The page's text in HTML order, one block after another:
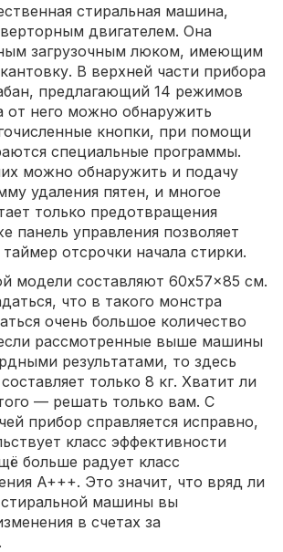
стиральная машина,
двигателем. Она
загрузочным люком, имеющим
В верхней части прибора
предлагающий 14 режимов
от него можно обнаружить
кнопки, при помощи
специальные программы.
можно обнаружить и подачу
удаления пятен, и многое
только предотвращения
панель управления позволяет
отсрочки начала стирки.
модели составляют 60x57x85 см.
что в такого монстра
очень большое количество
рассмотренные выше машины
результатами, то здесь
только 8 кг. Хватит ли
— решать только вам. С
прибор справляется исправно,
класс эффективности
больше радует класс
A+++. Это значит, что вряд ли
стиральной машины вы
в счетах за